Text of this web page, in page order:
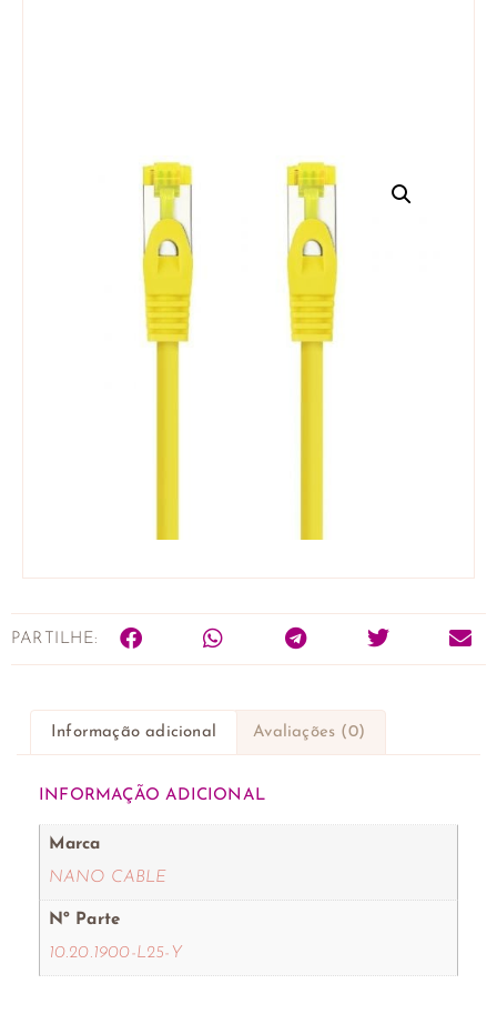
PARTILHE:
Informação adicional Avaliações (0)
INFORMAÇÃO ADICIONAL
Marca
NANO CABLE
Nº Parte
10.20.1900-L25-Y